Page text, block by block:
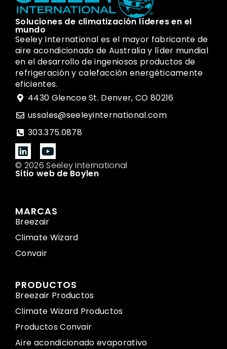
Soluciones de climatización líderes en el
mundo
Seeley International es el mayor fabricante de
aire acondicionado de Australia y líder mundial
en el desarrollo de ingeniosos productos de
refrigeración y calefacción energéticamente
eficientes.
4430 Glencoe St. Denver, CO 80216
ussales@seeleyinternational.com
303.375.0878
© 2026 Seeley International
Sitio web de Boylen
MARCAS
Breezair
Climate Wizard
Convair
PRODUCTOS
Breezair Productos
Climate Wizard Productos
Productos Convair
Aire acondicionado evaporativo